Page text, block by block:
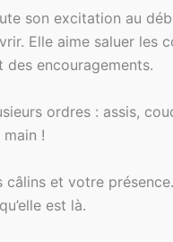
son excitation au
Elle aime saluer les
encouragements.
ordres : assis,
!
câlins et votre
est là.